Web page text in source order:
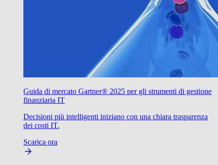
Guida di mercato Gartner® 2025 per gli strumenti di gestione
finanziaria IT
Decisioni più intelligenti iniziano con una chiara trasparenza
dei costi IT.
Scarica ora